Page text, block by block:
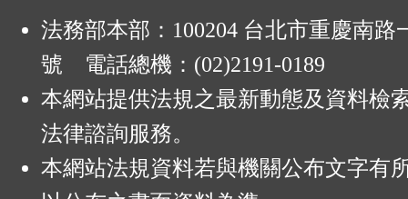
法務部本部：100204 台北市重慶南路
號 電話總機：(02)2191-0189
本網站提供法規之最新動態及資料檢
法律諮詢服務。
本網站法規資料若與機關公布文字有